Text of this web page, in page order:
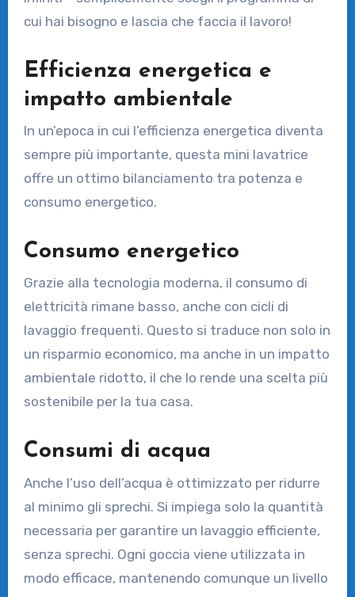
cui hai bisogno e lascia che faccia il lavoro!
Efficienza energetica e
impatto ambientale
In un’epoca in cui l’efficienza energetica diventa
sempre più importante, questa mini lavatrice
offre un ottimo bilanciamento tra potenza e
consumo energetico.
Consumo energetico
Grazie alla tecnologia moderna, il consumo di
elettricità rimane basso, anche con cicli di
lavaggio frequenti. Questo si traduce non solo in
un risparmio economico, ma anche in un impatto
ambientale ridotto, il che lo rende una scelta più
sostenibile per la tua casa.
Consumi di acqua
Anche l’uso dell’acqua è ottimizzato per ridurre
al minimo gli sprechi. Si impiega solo la quantità
necessaria per garantire un lavaggio efficiente,
senza sprechi. Ogni goccia viene utilizzata in
modo efficace, mantenendo comunque un livello